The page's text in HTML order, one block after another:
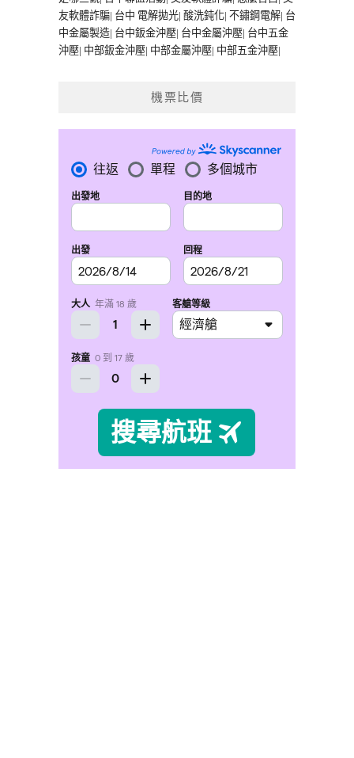
友軟體詐騙| 台中 電解拋光| 酸洗鈍化| 不鏽鋼電解| 台
中金屬製造| 台中鈑金沖壓| 台中金屬沖壓| 台中五金
沖壓| 中部鈑金沖壓| 中部金屬沖壓| 中部五金沖壓|
機票比價